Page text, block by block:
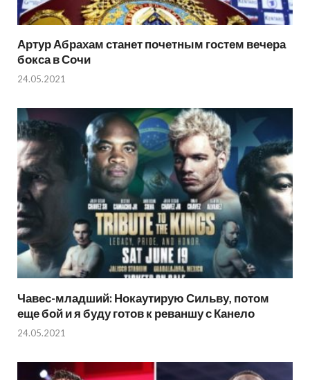
Артур Абрахам станет почетным гостем вечера
бокса в Сочи
24.05.2021
Чавес-младший: Нокаутирую Сильву, потом
еще бой и я буду готов к реваншу с Канело
24.05.2021